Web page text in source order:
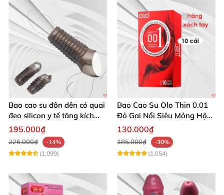
Bao cao su đôn dên có quai
đeo silicon y tế tăng kích
thước kéo dài
195.000₫
226.000₫
-14%
(1,099)
Bao Cao Su Olo Thin 0.01
Đỏ Gai Nổi Siêu Mỏng Hộp
10c
130.000₫
185.000₫
-30%
(1,054)